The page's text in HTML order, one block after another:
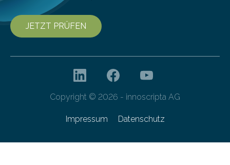
JETZT PRÜFEN
Copyright © 2026 - innoscripta AG
Impressum Datenschutz